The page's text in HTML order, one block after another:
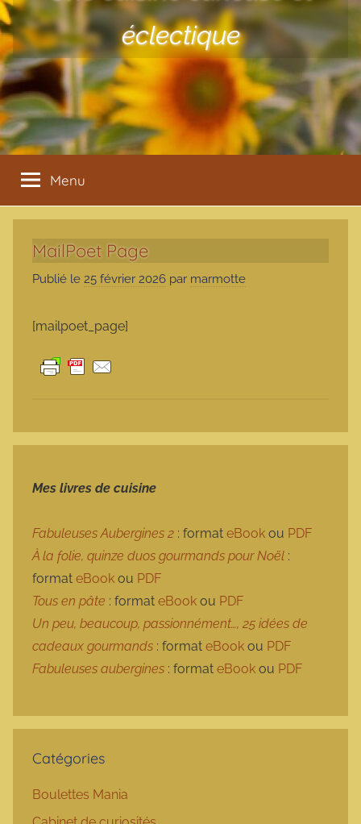
éclectique
Menu
MailPoet Page
Publié le 25 février 2026 par marmotte
[mailpoet_page]
Mes livres de cuisine
Fabuleuses Aubergines 2 : format eBook ou PDF
À la folie, quinze duos gourmands pour Noël :
format eBook ou PDF
Tous en pâte : format eBook ou PDF
Un peu, beaucoup, passionnément…, 25 idées de
cadeaux gourmands : format eBook ou PDF
Fabuleuses aubergines : format eBook ou PDF
Catégories
Boulettes Mania